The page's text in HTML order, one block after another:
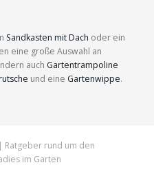
Sandkasten mit Dach oder ein
eine große Auswahl an
auch Gartentrampoline
und eine Gartenwippe.
rund um den
im Garten